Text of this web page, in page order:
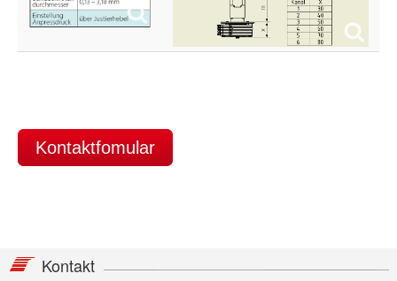
Kontaktfomular
Kontakt